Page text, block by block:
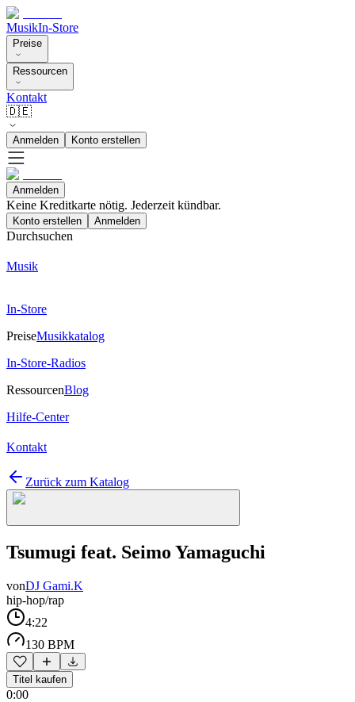
MusikIn-Store
Preise
Ressourcen
Kontakt
🇩🇪
Anmelden Konto erstellen
Anmelden
Keine Kreditkarte nötig. Jederzeit kündbar.
Konto erstellen Anmelden
Durchsuchen
Musik
In-Store
PreiseMusikkatalog
In-Store-Radios
RessourcenBlog
Hilfe-Center
Kontakt
Zurück zum Katalog
Tsumugi feat. Seimo Yamaguchi
vonDJ Gami.K
hip-hop/rap
4:22
130 BPM
Titel kaufen
0:00